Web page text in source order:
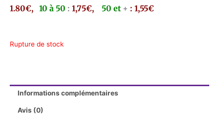
1.80€, 10 à 50 : 1,75€, 50 et + : 1,55€
Rupture de stock
Informations complémentaires
Avis (0)